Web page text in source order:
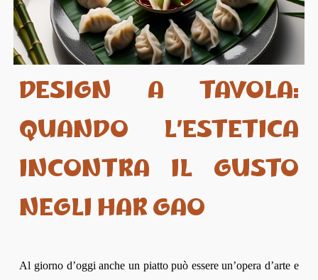
DESIGN A TAVOLA:
QUANDO L’ESTETICA
INCONTRA IL GUSTO
NEGLI HAR GAO
Al giorno d’oggi anche un piatto può essere un’opera d’arte e